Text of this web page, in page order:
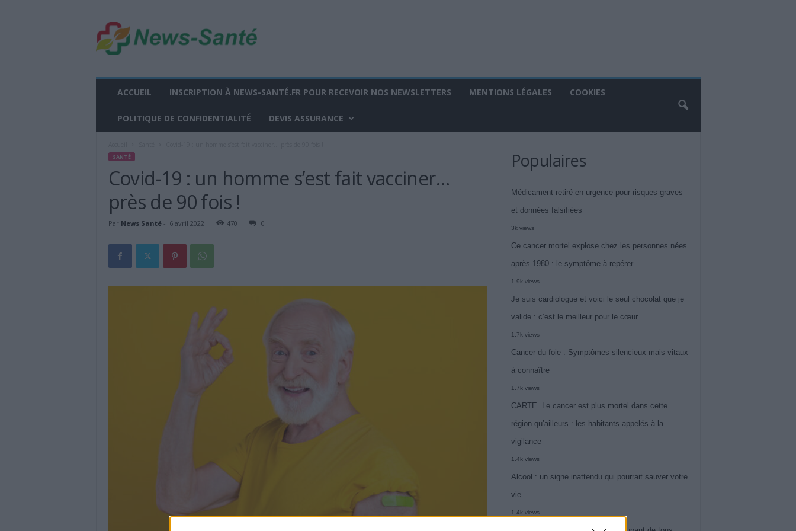
w
s
ACCUEIL INSCRIPTION À NEWS-SANTÉ.FR POUR RECEVOIR NOS NEWSLETTERS MENTIONS LÉGALES COOKIES
POLITIQUE DE CONFIDENTIALITÉ DEVIS ASSURANCE
SANTÉ
Covid-19 : un homme s’est fait vacciner…
près de 90 fois !
Par News Santé- 6 avril 2022 470 0
Populaires
Médicament retiré en urgence pour risques graves
et données falsifiées
3k views
Ce cancer mortel explose chez les personnes nées
après 1980 : le symptôme à repérer
1.9k views
Je suis cardiologue et voici le seul chocolat que je
valide : c’est le meilleur pour le cœur
1.7k views
Cancer du foie : Symptômes silencieux mais vitaux
à connaître
1.7k views
CARTE. Le cancer est plus mortel dans cette
région qu’ailleurs : les habitants appelés à la
vigilance
1.4k views
Alcool : un signe inattendu qui pourrait sauver votre
vie
1.4k views